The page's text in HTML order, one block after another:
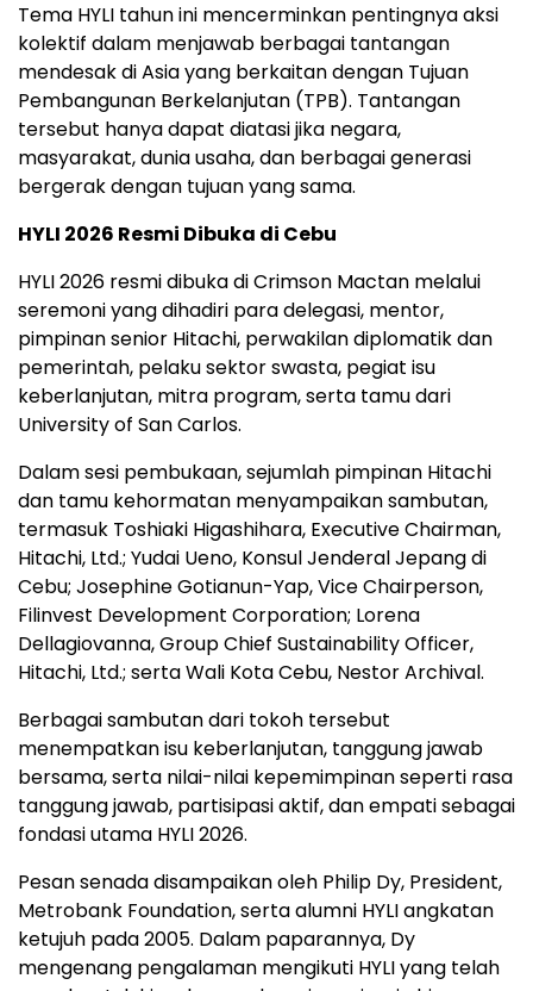
Tema HYLI tahun ini mencerminkan pentingnya aksi
kolektif dalam menjawab berbagai tantangan
mendesak di Asia yang berkaitan dengan Tujuan
Pembangunan Berkelanjutan (TPB). Tantangan
tersebut hanya dapat diatasi jika negara,
masyarakat, dunia usaha, dan berbagai generasi
bergerak dengan tujuan yang sama.
HYLI 2026 Resmi Dibuka di Cebu
HYLI 2026 resmi dibuka di Crimson Mactan melalui
seremoni yang dihadiri para delegasi, mentor,
pimpinan senior Hitachi, perwakilan diplomatik dan
pemerintah, pelaku sektor swasta, pegiat isu
keberlanjutan, mitra program, serta tamu dari
University of San Carlos.
Dalam sesi pembukaan, sejumlah pimpinan Hitachi
dan tamu kehormatan menyampaikan sambutan,
termasuk Toshiaki Higashihara, Executive Chairman,
Hitachi, Ltd.; Yudai Ueno, Konsul Jenderal Jepang di
Cebu; Josephine Gotianun-Yap, Vice Chairperson,
Filinvest Development Corporation; Lorena
Dellagiovanna, Group Chief Sustainability Officer,
Hitachi, Ltd.; serta Wali Kota Cebu, Nestor Archival.
Berbagai sambutan dari tokoh tersebut
menempatkan isu keberlanjutan, tanggung jawab
bersama, serta nilai-nilai kepemimpinan seperti rasa
tanggung jawab, partisipasi aktif, dan empati sebagai
fondasi utama HYLI 2026.
Pesan senada disampaikan oleh Philip Dy, President,
Metrobank Foundation, serta alumni HYLI angkatan
ketujuh pada 2005. Dalam paparannya, Dy
mengenang pengalaman mengikuti HYLI yang telah